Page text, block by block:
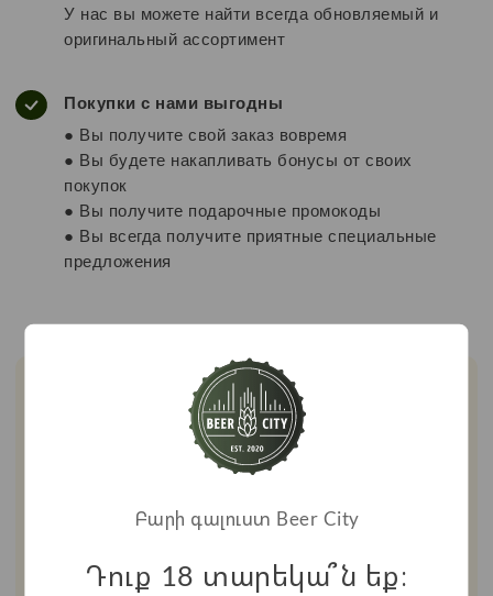
У нас вы можете найти всегда обновляемый и
оригинальный ассортимент
Покупки с нами выгодны
● Вы получите свой заказ вовремя
● Вы будете накапливать бонусы от своих
покупок
● Вы получите подарочные промокоды
● Вы всегда получите приятные специальные
предложения
Բարի գալուստ Beer City
Դուք 18 տարեկա՞ն եք։